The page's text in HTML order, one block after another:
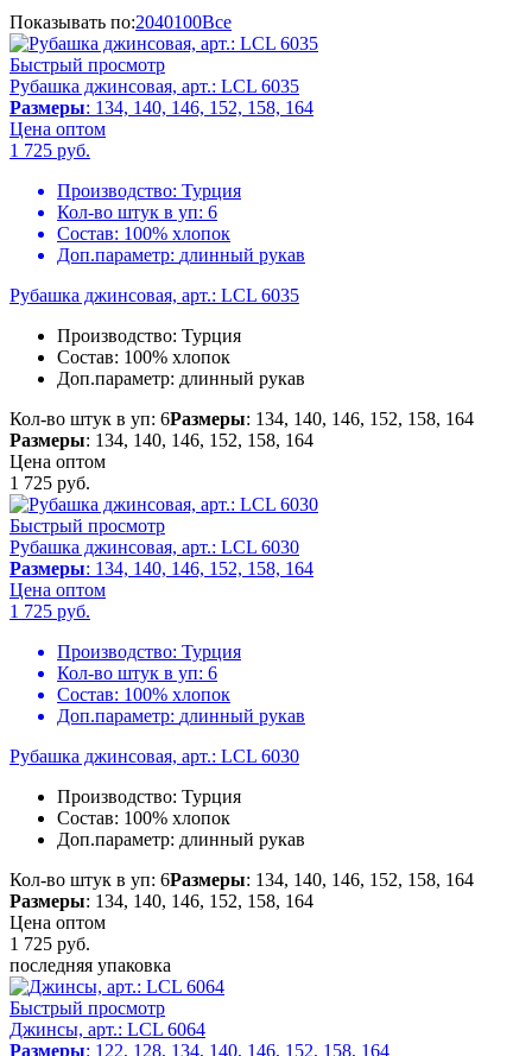
Показывать по:2040100Все
Быстрый просмотр
Рубашка джинсовая, арт.: LCL 6035
Размеры: 134, 140, 146, 152, 158, 164
Цена оптом
1 725 руб.
Производство: Турция
Кол-во штук в уп: 6
Состав: 100% хлопок
Доп.параметр: длинный рукав
Рубашка джинсовая, арт.: LCL 6035
Производство: Турция
Состав: 100% хлопок
Доп.параметр: длинный рукав
Кол-во штук в уп: 6Размеры: 134, 140, 146, 152, 158, 164
Размеры: 134, 140, 146, 152, 158, 164
Цена оптом
1 725 руб.
Быстрый просмотр
Рубашка джинсовая, арт.: LCL 6030
Размеры: 134, 140, 146, 152, 158, 164
Цена оптом
1 725 руб.
Производство: Турция
Кол-во штук в уп: 6
Состав: 100% хлопок
Доп.параметр: длинный рукав
Рубашка джинсовая, арт.: LCL 6030
Производство: Турция
Состав: 100% хлопок
Доп.параметр: длинный рукав
Кол-во штук в уп: 6Размеры: 134, 140, 146, 152, 158, 164
Размеры: 134, 140, 146, 152, 158, 164
Цена оптом
1 725 руб.
последняя упаковка
Быстрый просмотр
Джинсы, арт.: LCL 6064
Размеры: 122, 128, 134, 140, 146, 152, 158, 164